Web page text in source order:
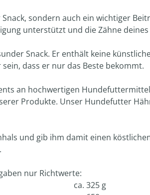
sondern auch ein wichtiger
unterstützt und die Zähne
Snack. Er enthält keine
dass er nur das Beste bekommt.
an hochwertigen
Produkte. Unser Hundefutter
und gib ihm damit einen
nur Richtwerte:
ca. 325 g